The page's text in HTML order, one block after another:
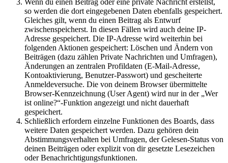
Wenn du einen Beitrag oder eine private Nachricht erstellst,
so werden die dort eingegebenen Daten ebenfalls gespeichert.
Gleiches gilt, wenn du einen Beitrag als Entwurf
zwischenspeicherst. In diesen Fällen wird auch deine IP-
Adresse gespeichert. Die IP-Adresse wird weiterhin bei
folgenden Aktionen gespeichert: Löschen und Ändern von
Beiträgen (dazu zählen Private Nachrichten und Umfragen),
Änderungen an zentralen Profildaten (E-Mail-Adresse,
Kontoaktivierung, Benutzer-Passwort) und gescheiterte
Anmeldeversuche. Die von deinem Browser übermittelte
Browser-Kennzeichnung (User Agent) wird nur in der „Wer
ist online?“-Funktion angezeigt und nicht dauerhaft
gespeichert.
Schließlich erfordern einzelne Funktionen des Boards, dass
weitere Daten gespeichert werden. Dazu gehören dein
Abstimmungsverhalten bei Umfragen, der Gelesen-Status von
deinen Beiträgen oder explizit von dir gesetzte Lesezeichen
oder Benachrichtigungsfunktionen.